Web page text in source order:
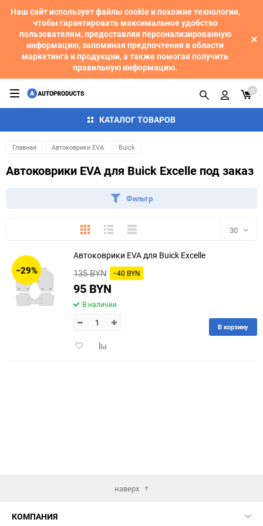
Наш сайт использует файлы cookie и похожие технологии,
чтобы гарантировать максимальное удобство
пользователям, предоставляя персонализированную
информацию, запоминая предпочтения в области
маркетинга и продукции, а также помогая получить
правильную информацию.
КАТАЛОГ ТОВАРОВ
0
Главная Автоковрики EVA Buick
Автоковрики EVA для Buick Excelle под заказ
Фильтр
ПлиткаПодробноКомпактно 30
150
−29%
Автоковрики EVA для Buick Excelle
135 BYN −40 BYN
95 BYN
В наличии
ДобавитьДобавить
В корзину
наверх
КОМПАНИЯ